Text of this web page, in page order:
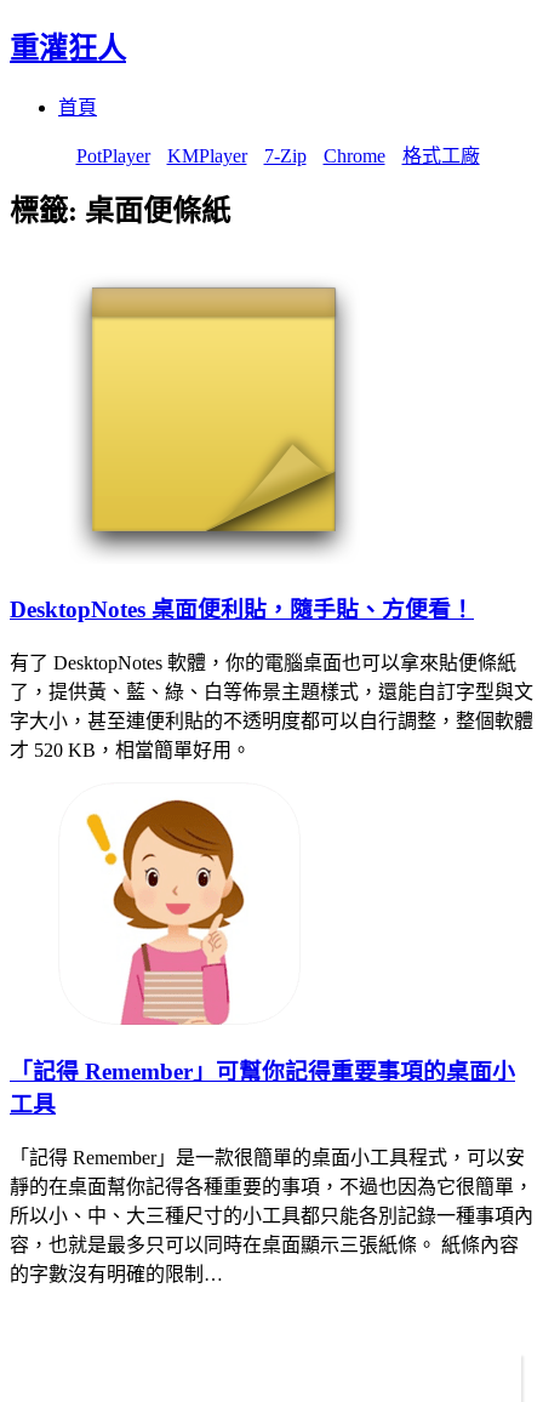
重灌狂人
首頁
PotPlayer KMPlayer 7-Zip Chrome 格式工廠
標籤: 桌面便條紙
DesktopNotes 桌面便利貼，隨手貼、方便看！
有了 DesktopNotes 軟體，你的電腦桌面也可以拿來貼便條紙
了，提供黃、藍、綠、白等佈景主題樣式，還能自訂字型與文
字大小，甚至連便利貼的不透明度都可以自行調整，整個軟體
才 520 KB，相當簡單好用。
「記得 Remember」可幫你記得重要事項的桌面小
工具
「記得 Remember」是一款很簡單的桌面小工具程式，可以安
靜的在桌面幫你記得各種重要的事項，不過也因為它很簡單，
所以小、中、大三種尺寸的小工具都只能各別記錄一種事項內
容，也就是最多只可以同時在桌面顯示三張紙條。 紙條內容
的字數沒有明確的限制…